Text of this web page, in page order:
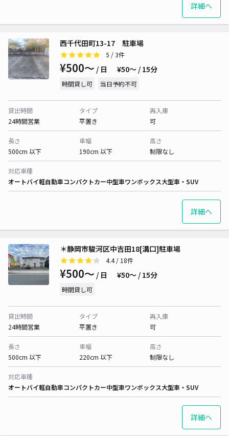
詳細へ
西千代田町13-17 駐車場
5 / 3件
¥500〜 / 日 ¥50〜 / 15分
時間貸し可 当日予約不可
貸出時間
24時間営業
タイプ
平置き
再入庫
可
長さ
500cm 以下
車幅
190cm 以下
高さ
制限なし
対応車種
オートバイ軽自動車コンパクトカー中型車ワンボックス大型車・SUV
詳細へ
＊静岡市駿河区中吉田18[溝口]駐車場
4.4/ 18件
¥500〜 / 日 ¥50〜 / 15分
時間貸し可
貸出時間
24時間営業
タイプ
平置き
再入庫
可
長さ
500cm 以下
車幅
220cm 以下
高さ
制限なし
対応車種
オートバイ軽自動車コンパクトカー中型車ワンボックス大型車・SUV
詳細へ